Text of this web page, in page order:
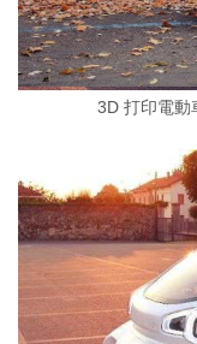
3D 打印電動